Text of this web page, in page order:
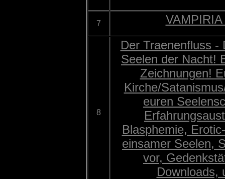
7
8
Der Traenenfluss -
Seelen der Nacht!
Zeichnungen!
Kirche/
euren
Blasphemie,
einsamer Seelen,
vor,
Downloads,